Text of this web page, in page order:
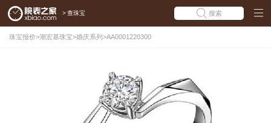
> 查珠宝 搜索
珠宝报价>潮宏基珠宝>婚庆系列 >AA0001220300